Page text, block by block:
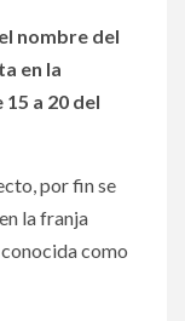
nombre del
en la
a 20 del
por fin se
la franja
como